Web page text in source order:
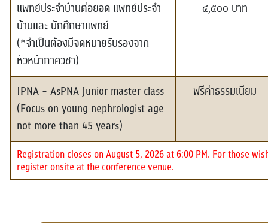
แพทย์ประจำบ้านต่อยอด แพทย์ประจำ
บ้านและ นักศึกษาแพทย์
(*จำเป็นต้องมีจดหมายรับรองจาก
หัวหน้าภาควิชา)
๔,๕๐๐ บาท
IPNA - AsPNA Junior master class
(Focus on young nephrologist age
not more than 45 years)
ฟรีค่าธรรมเนียม
Registration closes on August 5, 2026 at 6:00 PM. For those
register onsite at the conference venue.